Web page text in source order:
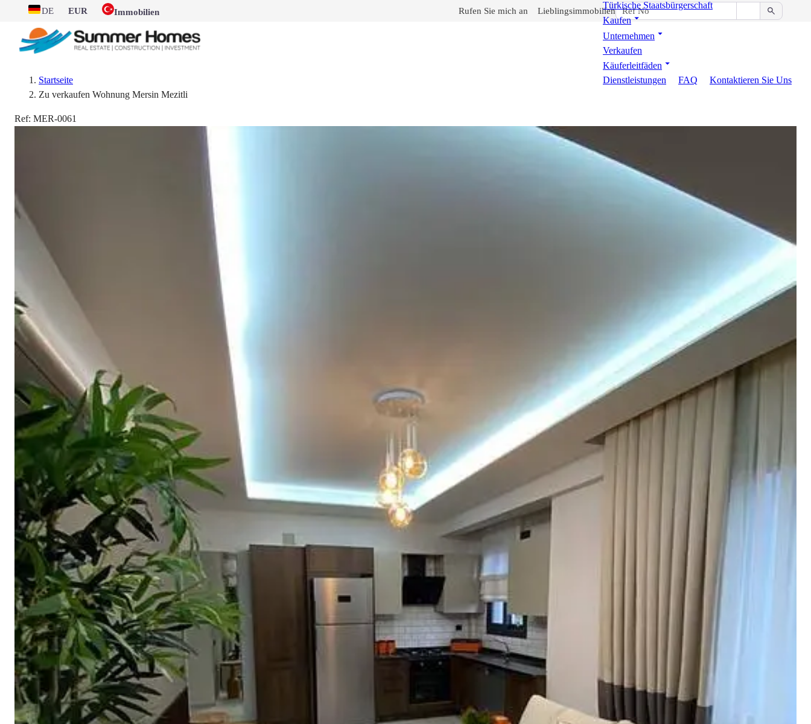
DE EUR Immobilien Rufen Sie mich an Lieblingsimmobilien
Türkische Staatsbürgerschaft
Kaufen
Unternehmen
Verkaufen
Käuferleitfäden
Dienstleistungen
FAQ Kontaktieren Sie Uns
Startseite
Zu verkaufen Wohnung Mersin Mezitli
Ref: MER-0061